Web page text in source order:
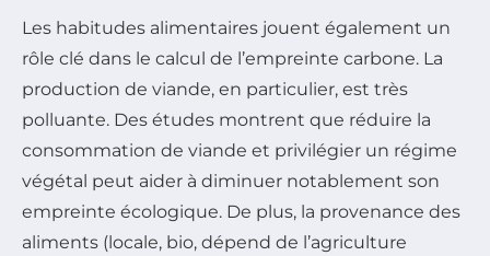
Les habitudes alimentaires jouent également un
rôle clé dans le calcul de l’empreinte carbone. La
production de viande, en particulier, est très
polluante. Des études montrent que réduire la
consommation de viande et privilégier un régime
végétal peut aider à diminuer notablement son
empreinte écologique. De plus, la provenance des
aliments (locale, bio, dépend de l’agriculture